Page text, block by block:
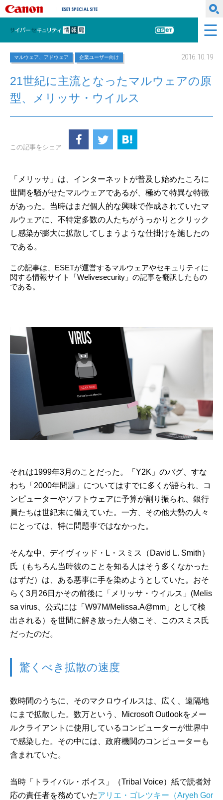
キヤノンマーケティングジャパン株式会社
サイバーセキュリティ情報局
ESET
マルウェア、アドウェア 企業ユーザー向け 2016.10.19
21世紀に主流となったマルウェアの原
型、メリッサ・ウイルス
この記事をシェア
「メリッサ」は、インターネットが普及し始めたころに
世間を騒がせたマルウェアであるが、極めて特異な特徴
があった。当時はまだ個人的な興味で作成されていたマ
ルウェアに、不特定多数の人たちがうっかりとクリック
し感染が膨大に拡散してしまうような仕掛けを施したの
である。
この記事は、ESETが運営するマルウェアやセキュリティに
関する情報サイト「Welivesecurity」の記事を翻訳したもの
である。
それは1999年3月のことだった。「Y2K」のバグ、すな
わち「2000年問題」についてはすでに多くが語られ、コ
ンピューターやソフトウェアに予算が割り振られ、銀行
員たちは世紀末に備えていた。一方、その他大勢の人々
にとっては、特に問題事ではなかった。
そんな中、デイヴィッド・L・スミス（David L. Smith）
氏（もちろん当時彼のことを知る人はそう多くなかった
はずだ）は、ある悪事に手を染めようとしていた。おそ
らく3月26日かその前後に「メリッサ・ウイルス」(Melis
sa virus、公式には「W97M/Melissa.A@mm」として検
出される）を世間に解き放った人物こそ、このスミス氏
だったのだ。
驚くべき拡散の速度
数時間のうちに、そのマクロウイルスは、広く、遠隔地
にまで拡散した。数万という、Microsoft Outlookをメー
ルクライアントに使用しているコンピューターが世界中
で感染した。その中には、政府機関のコンピューターも
含まれていた。
当時「トライバル・ボイス」（Tribal Voice）紙で読者対
応の責任者を務めていたアリエ・ゴレツキー（Aryeh Gor